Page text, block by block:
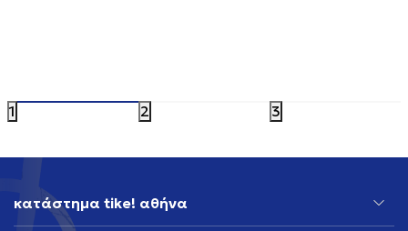
1 2 3
κατάστημα tike! αθήνα